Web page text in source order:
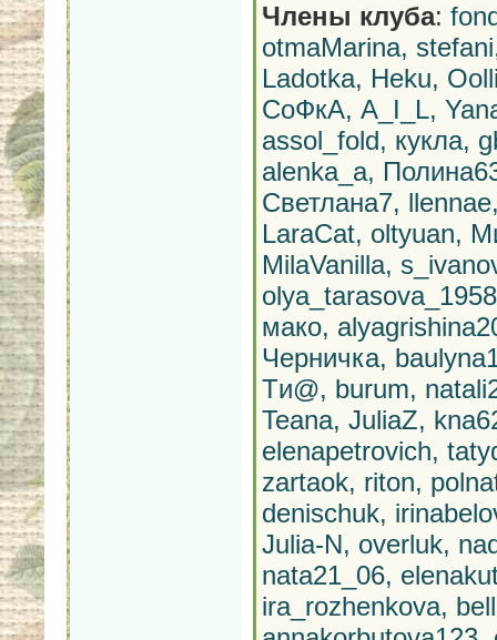
Члены клуба:
otmaMarina,
Ladotka, Heku,
СоФкА, A_I_L,
assol_fold, кукла,
alenka_a,
Светлана7,
LaraCat, oltyuan,
MilaVanilla,
мако,
Черничка,
Tи@, burum,
Teana, JuliaZ,
elenapetrovich,
zartaok, riton,
denischuk,
Julia-N, overluk,
nata21_06,
ira_rozhenkova,